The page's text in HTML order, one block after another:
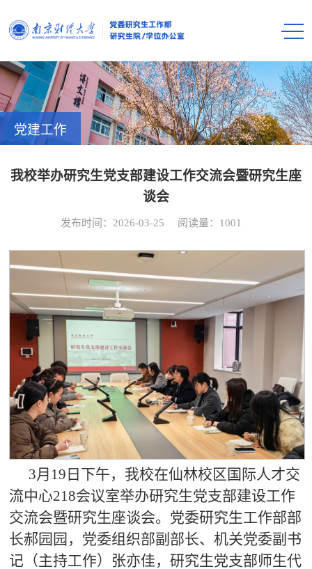
党建工作
我校举办研究生党支部建设工作交流会暨研究生座
谈会
发布时间：2026-03-25 阅读量： 1001
3月19日下午，我校在仙林校区国际人才交
流中心218会议室举办研究生党支部建设工作
交流会暨研究生座谈会。党委研究生工作部部
长郝园园，党委组织部副部长、机关党委副书
记（主持工作）张亦佳，研究生党支部师生代